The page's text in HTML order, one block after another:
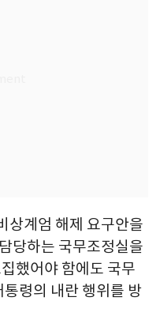
상계엄 해제 요구안을
당하는 국무조정실을
했어야 함에도 국무
령의 내란 행위를 방